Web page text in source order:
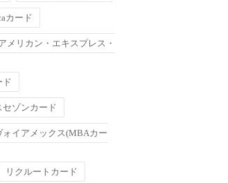
カード
メリカン・エキスプレス・
ド
ゾンカード
ォイアメックス(MBAカー
リクルートカード